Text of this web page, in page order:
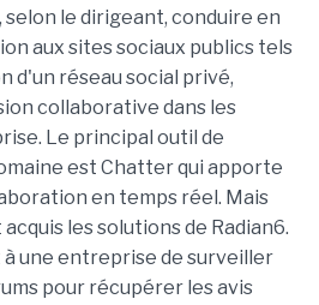
le dirigeant, conduire en
aux sites sociaux publics tels
d'un réseau social privé,
collaborative dans les
Le principal outil de
est Chatter qui apporte
en temps réel. Mais
les solutions de Radian6.
une entreprise de surveiller
pour récupérer les avis